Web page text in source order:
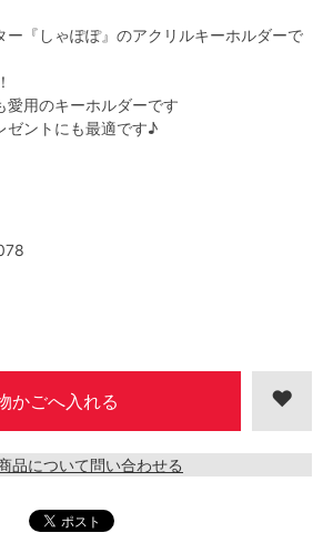
品について問い合わせる
ー『しゃぽぽ』のアクリルキーホルダーで
愛用のキーホルダーです
ゼントにも最適です♪